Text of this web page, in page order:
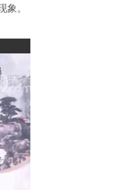
象。